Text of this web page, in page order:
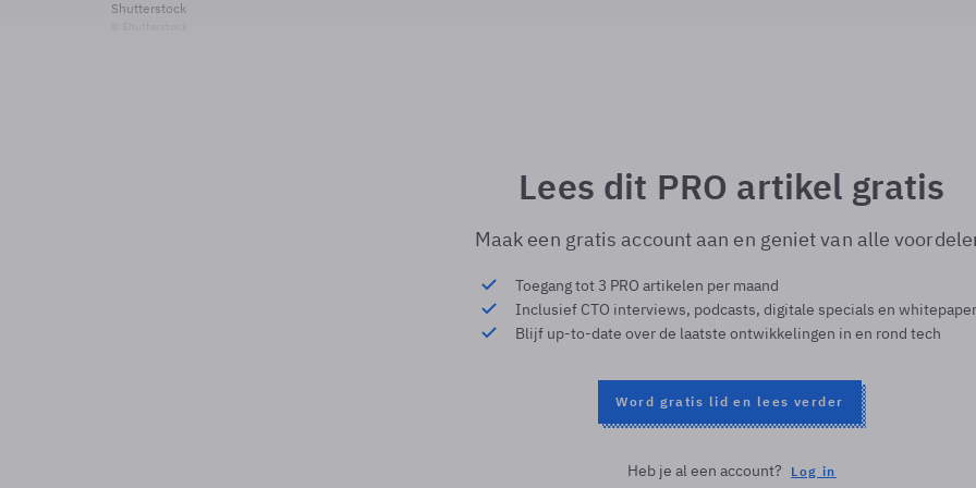
Shutterstock
Lees dit PRO artikel gratis
Maak een gratis account aan en geniet van alle
Toegang tot 3 PRO artikelen per maand
Inclusief CTO interviews, podcasts, digitale specials en
Blijf up-to-date over de laatste ontwikkelingen in en rond tech
Word gratis lid en lees verder
Heb je al een account? Log in